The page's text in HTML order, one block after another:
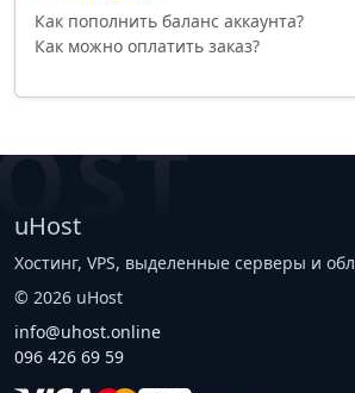
Как пополнить баланс аккаунта?
Как можно оплатить заказ?
uHost
Хостинг, VPS, выделенные серверы и
© 2026 uHost
info@uhost.online
096 426 69 59